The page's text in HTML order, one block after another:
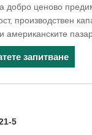
ценово
производствен
американските
запитване
5